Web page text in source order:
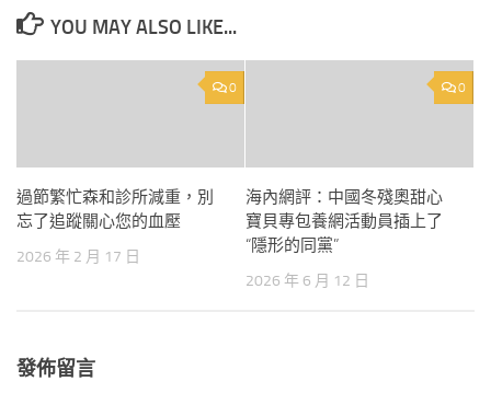
YOU MAY ALSO LIKE...
0
過節繁忙森和診所減重，別
忘了追蹤關心您的血壓
2026 年 2 月 17 日
0
海內網評：中國冬殘奧甜心
寶貝專包養網活動員插上了
“隱形的同黨”
2026 年 6 月 12 日
發佈留言